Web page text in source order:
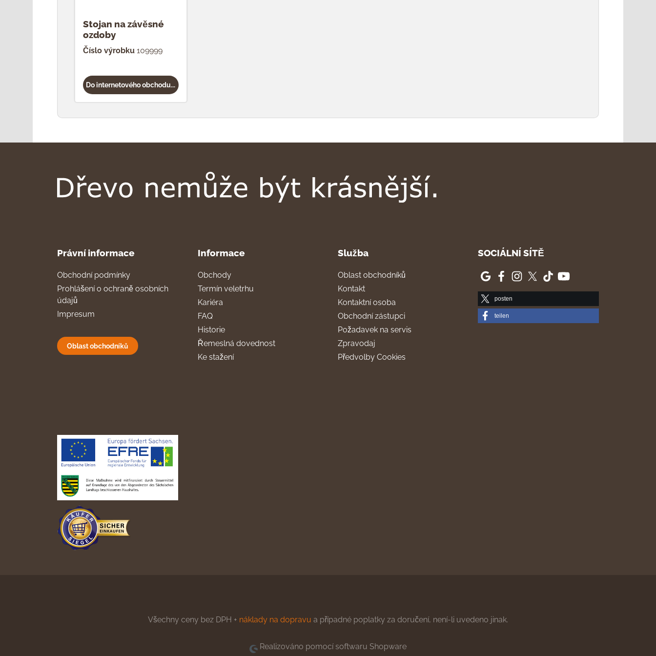
Stojan na závěsné
ozdoby
Číslo výrobku 109999
Do internetového obchodu...
Právní informace
Obchodní podmínky
Prohlášení o ochraně osobních
údajů
Impresum
Oblast obchodníků
Informace
Obchody
Termín veletrhu
Kariéra
FAQ
Historie
Řemeslná dovednost
Ke stažení
Služba
Oblast obchodníků
Kontakt
Kontaktní osoba
Obchodní zástupci
Požadavek na servis
Zpravodaj
Předvolby Cookies
SOCIÁLNÍ SÍTĚ
posten
teilen
Všechny ceny bez DPH + náklady na dopravu a případné poplatky za doručení, není-li uvedeno jinak.
Realizováno pomocí softwaru Shopware